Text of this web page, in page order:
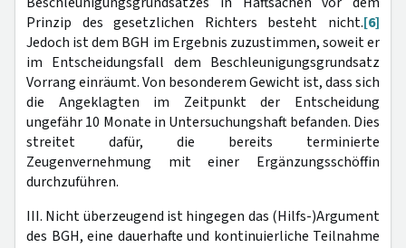
Prinzip des gesetzlichen Richters besteht nicht.[6]
Jedoch ist dem BGH im Ergebnis zuzustimmen, soweit er
im Entscheidungsfall dem Beschleunigungsgrundsatz
Vorrang einräumt. Von besonderem Gewicht ist, dass sich
die Angeklagten im Zeitpunkt der Entscheidung
ungefähr 10 Monate in Untersuchungshaft befanden. Dies
streitet dafür, die bereits terminierte
Zeugenvernehmung mit einer Ergänzungsschöffin
durchzuführen.
III. Nicht überzeugend ist hingegen das (Hilfs-)Argument
des BGH, eine dauerhafte und kontinuierliche Teilnahme